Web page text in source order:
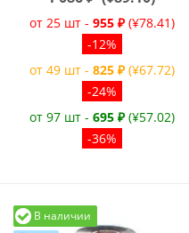
от 25 шт -955 ₽ (¥78.41)
-12%
от 49 шт -825 ₽ (¥67.72)
-24%
от 97 шт -695 ₽ (¥57.02)
-36%
В наличии